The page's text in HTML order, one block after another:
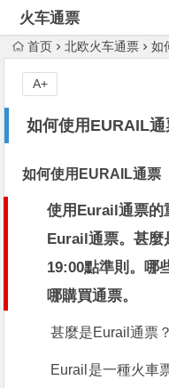
火车通票
首页 北欧火车通票 如
如何使用EURAIL
A+
如何使用EURAIL通票
使用Eurail通票的
Eurail通票。甚麼
19:00點準則。哪
哪購買通票。
甚麼是Eurail通票？
Eurail是一種火車